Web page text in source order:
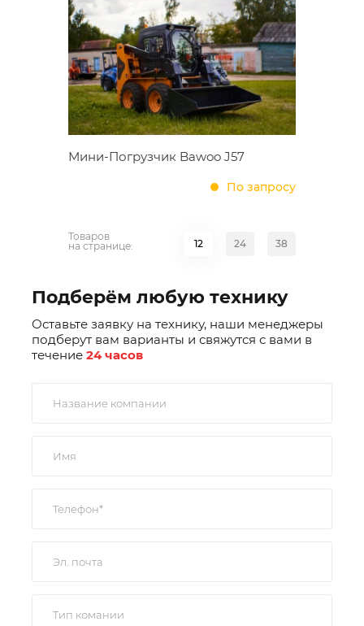
Мини-Погрузчик Bawoo J57
По запросу
Товаров
на странице:
12 24 38
Подберём любую технику
Оставьте заявку на технику, наши менеджеры
подберут вам варианты и свяжутся с вами в
течение 24 часов